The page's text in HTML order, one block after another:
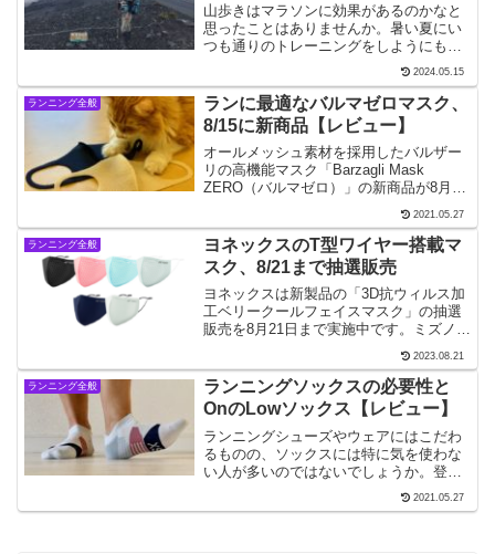
山歩きはマラソンに効果があるのかなと
思ったことはありませんか。暑い夏にい
つも通りのトレーニングをしようにも疲
弊し、熱中症も心配です。気温が上がる
街中から涼しい風の通る夏山へ。普段使
わない筋肉を使って足腰を鍛えればマラ
ソンに非常に効果的です。
2024.05.15
ランニング全般
ランに最適なバルマゼロマスク、
8/15に新商品【レビュー】
オールメッシュ素材を採用したバルザー
リの高機能マスク「Barzagli Mask
ZERO（バルマゼロ）」の新商品が8月15
日に予約販売されます。圧倒的な通気性
と軽量化を実現したスポーツに最適なマ
スクで、前回は4時間で6万枚が完売しま
した。
2021.05.27
ランニング全般
ヨネックスのT型ワイヤー搭載マ
スク、8/21まで抽選販売
ヨネックスは新製品の「3D抗ウィルス加
工ベリークールフェイスマスク」の抽選
販売を8月21日まで実施中です。ミズノや
アディダスより使いやすい！ と、ヨネッ
クスのスポーツフェイスマスクは夫のお
気に入り。私は新機能のT型ワイヤーに期
待しています。
2023.08.21
ランニング全般
ランニングソックスの必要性と
OnのLowソックス【レビュー】
ランニングシューズやウェアにはこだわ
るものの、ソックスには特に気を使わな
い人が多いのではないでしょうか。登山
用の靴下は厚みや素材から普通の靴下と
の機能の違いが一目瞭然ですが、わざわ
2021.05.27